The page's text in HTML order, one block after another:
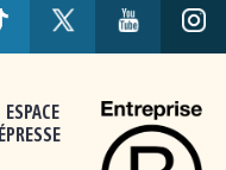
ESPACE
PRESSE